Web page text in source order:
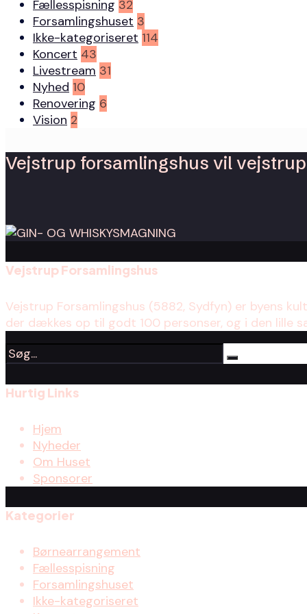
Fællesspisning 32
Forsamlingshuset 3
Ikke-kategoriseret 114
Koncert 43
Livestream 31
Nyhed 10
Renovering 6
Vision 2
Vejstrup forsamlingshus vil
Vejstrup Forsamlingshus
Vejstrup Forsamlingshus (5882, Sydfyn) er byens
der dækkes op til godt 100 personser, og i den lille
Hurtig Links
Hjem
Nyheder
Om Huset
Sponsorer
Kategorier
Børnearrangement
Fællesspisning
Forsamlingshuset
Ikke-kategoriseret